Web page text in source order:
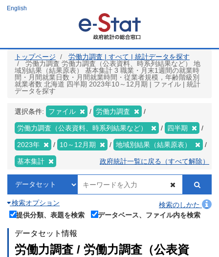
ツ
English
トップページ
労働力調査 | すべて | 統計データを探す
労働力調査 労働力調査（公表資料、時系列結果など） 地
域別結果（結果原表） 基本集計 3 職業・月末1週間の就業時
間・月間就業日数・月間就業時間・従業者規模，年齢階級別
就業者数 北海道 四半期 2023年10～12月期 | ファイル | 統計
データを探す
選択条件: ファイル 労働力調査
労働力調査（公表資料、時系列結果など） 四半期
2023年 10～12月期 地域別結果（結果原表）
基本集計 政府統計一覧に戻る（すべて解除）
検索オプション
検索のしかた
提供分類、表題を検索
データベース、ファイル内を検索
データセット情報
労働力調査 / 労働力調査（公表資